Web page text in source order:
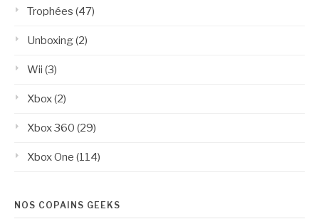
Trophées (47)
Unboxing(2)
Wii (3)
Xbox(2)
Xbox 360 (29)
Xbox One (114)
NOS COPAINS GEEKS